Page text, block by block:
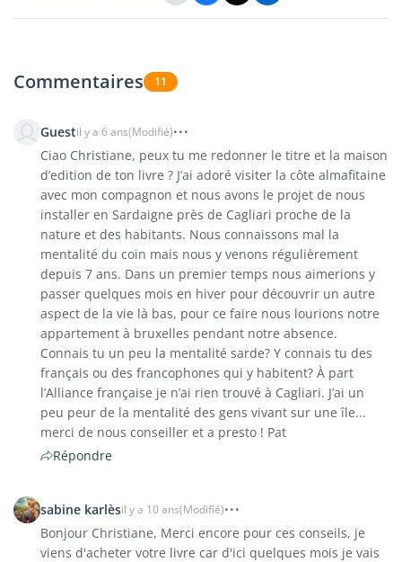
Commentaires 11
Guestil y a 6 ans(Modifié)
Ciao Christiane, peux tu me redonner le titre et la maison
d’edition de ton livre ? J’ai adoré visiter la côte almafitaine
avec mon compagnon et nous avons le projet de nous
installer en Sardaigne près de Cagliari proche de la
nature et des habitants. Nous connaissons mal la
mentalité du coin mais nous y venons régulièrement
depuis 7 ans. Dans un premier temps nous aimerions y
passer quelques mois en hiver pour découvrir un autre
aspect de la vie là bas, pour ce faire nous lourions notre
appartement à bruxelles pendant notre absence.
Connais tu un peu la mentalité sarde? Y connais tu des
français ou des francophones qui y habitent? À part
l’Alliance française je n’ai rien trouvé à Cagliari. J’ai un
peu peur de la mentalité des gens vivant sur une île...
merci de nous conseiller et a presto ! Pat
Répondre
sabine karlèsil y a 10 ans(Modifié)
Bonjour Christiane, Merci encore pour ces conseils, je
viens d'acheter votre livre car d'ici quelques mois je vais